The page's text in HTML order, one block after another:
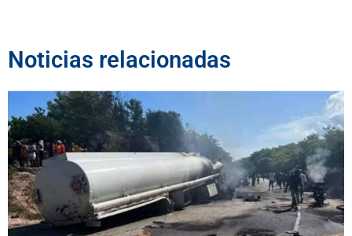
Noticias relacionadas